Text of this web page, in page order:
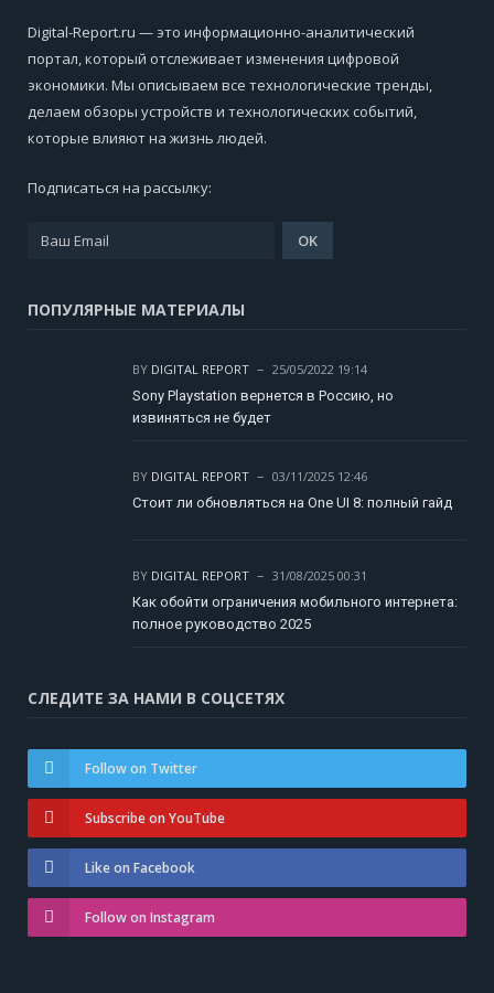
Digital-Report.ru — это информационно-аналитический
портал, который отслеживает изменения цифровой
экономики. Мы описываем все технологические тренды,
делаем обзоры устройств и технологических событий,
которые влияют на жизнь людей.
Подписаться на рассылку:
ПОПУЛЯРНЫЕ МАТЕРИАЛЫ
BY DIGITAL REPORT
25/05/2022 19:14
Sony Playstation вернется в Россию, но
извиняться не будет
BY DIGITAL REPORT
03/11/2025 12:46
Стоит ли обновляться на One UI 8: полный гайд
BY DIGITAL REPORT
31/08/2025 00:31
Как обойти ограничения мобильного интернета:
полное руководство 2025
СЛЕДИТЕ ЗА НАМИ В СОЦСЕТЯХ
Follow on Twitter
Subscribe on YouTube
Like on Facebook
Follow on Instagram